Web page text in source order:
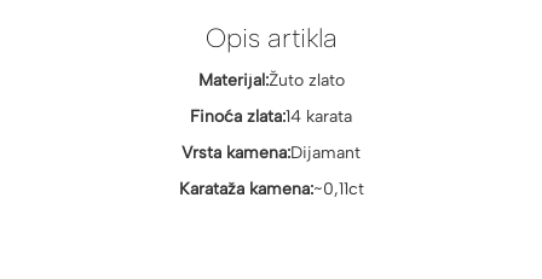
Opis artikla
Materijal:Žuto zlato
Finoća zlata:14 karata
Vrsta kamena:Dijamant
Karataža kamena:~0,11ct